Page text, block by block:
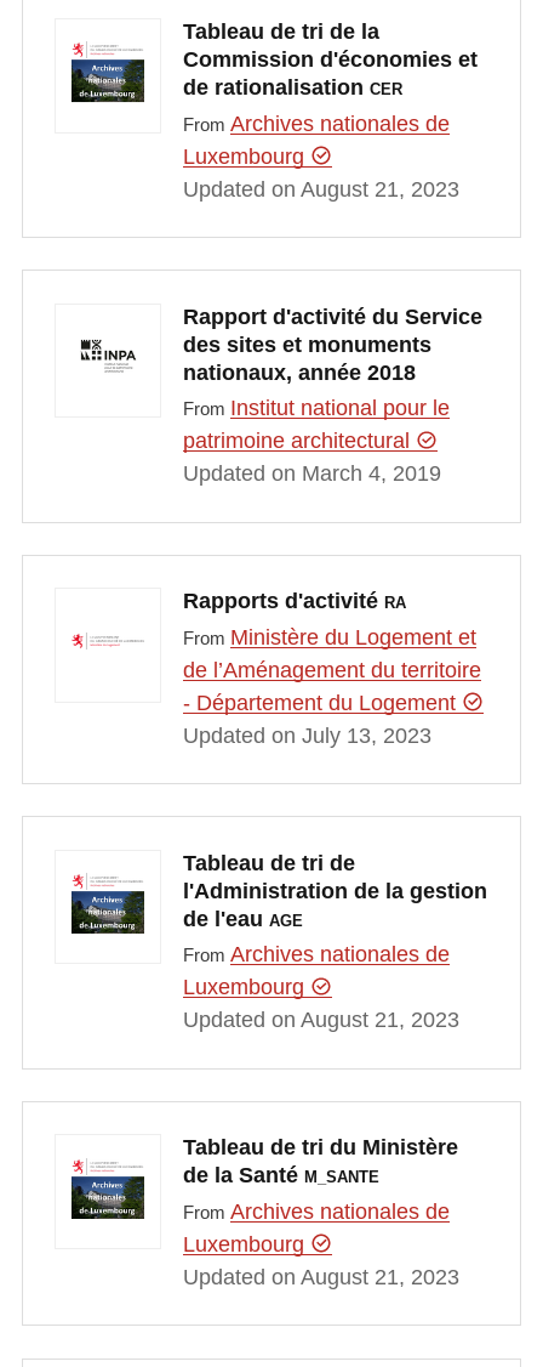
Tableau de tri de la
Commission d'économies et
de rationalisation CER
From Archives nationales de
Luxembourg
Updated on August 21, 2023
Rapport d'activité du Service
des sites et monuments
nationaux, année 2018
From Institut national pour le
patrimoine architectural
Updated on March 4, 2019
Rapports d'activité RA
From Ministère du Logement et
de l’Aménagement du territoire
- Département du Logement
Updated on July 13, 2023
Tableau de tri de
l'Administration de la gestion
de l'eau AGE
From Archives nationales de
Luxembourg
Updated on August 21, 2023
Tableau de tri du Ministère
de la Santé M_SANTE
From Archives nationales de
Luxembourg
Updated on August 21, 2023